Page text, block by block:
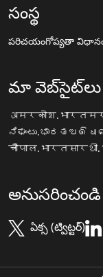
సంస్థ
పరిచయంగోప్యతా
మా వెబ్‌సైట్‌లు
अमरकोश.भारत
ನಿಘಂಟು.ಭಾರತ
चौपाल.भारत
అనుసరించండి
ఏక్స (ట్విట్టర్)